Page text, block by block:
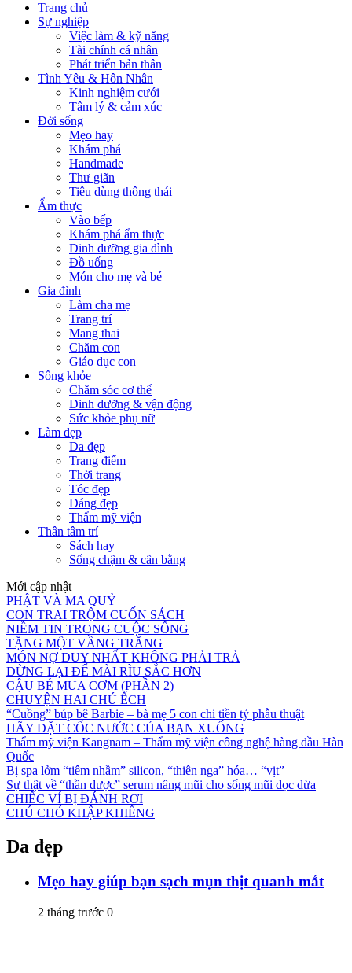
Trang chủ
Sự nghiệp
Việc làm & kỹ năng
Tài chính cá nhân
Phát triển bản thân
Tình Yêu & Hôn Nhân
Kinh nghiệm cưới
Tâm lý & cảm xúc
Đời sống
Mẹo hay
Khám phá
Handmade
Thư giãn
Tiêu dùng thông thái
Ẩm thực
Vào bếp
Khám phá ẩm thực
Dinh dưỡng gia đình
Đồ uống
Món cho mẹ và bé
Gia đình
Làm cha mẹ
Trang trí
Mang thai
Chăm con
Giáo dục con
Sống khỏe
Chăm sóc cơ thể
Dinh dưỡng & vận động
Sức khỏe phụ nữ
Làm đẹp
Da đẹp
Trang điểm
Thời trang
Tóc đẹp
Dáng đẹp
Thẩm mỹ viện
Thân tâm trí
Sách hay
Sống chậm & cân bằng
Mới cập nhật
PHẬT VÀ MA QUỶ
CON TRAI TRỘM CUỐN SÁCH
NIỀM TIN TRONG CUỘC SỐNG
TẶNG MỘT VẦNG TRĂNG
MÓN NỢ DUY NHẤT KHÔNG PHẢI TRẢ
DỪNG LẠI ĐỂ MÀI RÌU SẮC HƠN
CẬU BÉ MUA CƠM (PHẦN 2)
CHUYỆN HAI CHÚ ẾCH
“Cuồng” búp bê Barbie – bà mẹ 5 con chi tiền tỷ phẫu thuật
HÃY ĐẶT CỐC NƯỚC CỦA BẠN XUỐNG
Thẩm mỹ viện Kangnam – Thẩm mỹ viện công nghệ hàng đầu Hàn
Quốc
Bị spa lởm “tiêm nhầm” silicon, “thiên nga” hóa… “vịt”
Sự thật về “thần dược” serum nâng mũi cho sống mũi dọc dừa
CHIẾC VÍ BỊ ĐÁNH RƠI
CHÚ CHÓ KHẬP KHIỂNG
Da đẹp
Mẹo hay giúp bạn sạch mụn thịt quanh mắt
2 tháng trước 0